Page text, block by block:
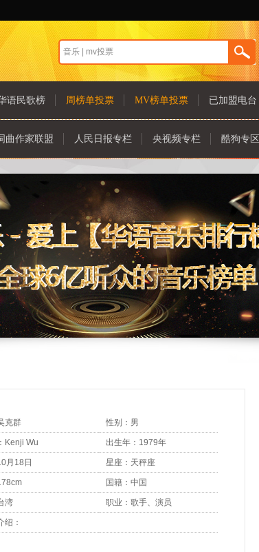
语民歌榜 周榜单投票 MV榜单投票 已加盟电台
曲作家联盟 人民日报专栏 央视频专栏 酷狗专区
克群 性别：男
Kenji Wu 出生年：1979年
月18日 星座：天秤座
国籍：中国
湾 职业：歌手、演员
绍：